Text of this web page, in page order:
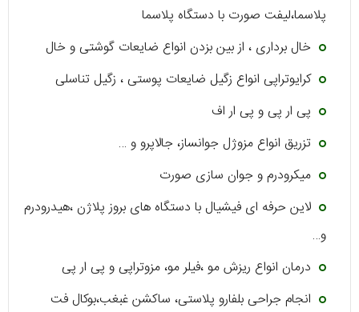
پلاسما،لیفت صورت با دستگاه پلاسما
خال برداری ، از بین بزدن انواع ضایعات گوشتی و خال
کرایوتراپی انواع زگیل ضایعات پوستی ، زگیل تناسلی
پی ار پی و پی ار اف
تزریق انواع مزوژل جوانساز، جالاپرو و …
میکرودرم و جوان سازی صورت
لاین حرفه ای فیشیال با دستگاه های بروز پلاژن ،هیدرودرم
و…
درمان انواع ریزش مو ،فیلر مو، مزوتراپی و پی ار پی
انجام جراحی بلفارو پلاستی، ساکشن غبغب،بوکال فت